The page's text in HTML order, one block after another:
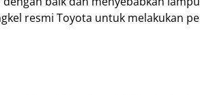
resmi Toyota untuk melakukan